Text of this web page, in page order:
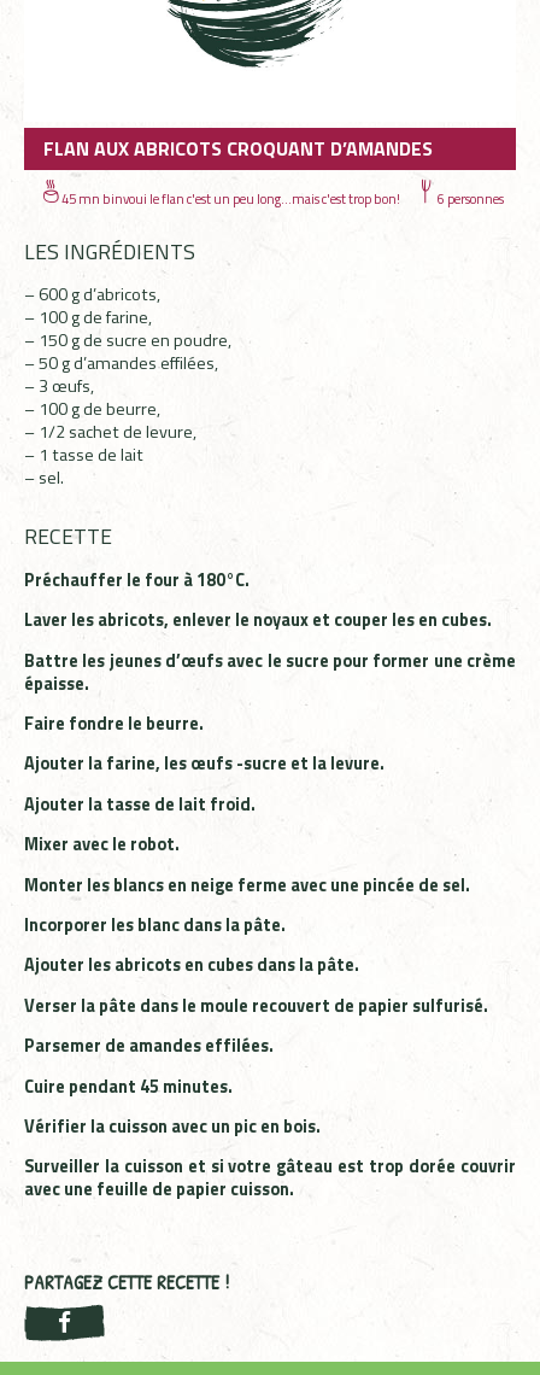
FLAN AUX ABRICOTS CROQUANT D’AMANDES
45 mn binvoui le flan c'est un peu long...mais c'est trop bon! 6 personnes
LES INGRÉDIENTS
– 600 g d’abricots,
– 100 g de farine,
– 150 g de sucre en poudre,
– 50 g d’amandes effilées,
– 3 œufs,
– 100 g de beurre,
– 1/2 sachet de levure,
– 1 tasse de lait
– sel.
RECETTE
Préchauffer le four à 180°C.
Laver les abricots, enlever le noyaux et couper les en cubes.
Battre les jeunes d’œufs avec le sucre pour former une crème
épaisse.
Faire fondre le beurre.
Ajouter la farine, les œufs -sucre et la levure.
Ajouter la tasse de lait froid.
Mixer avec le robot.
Monter les blancs en neige ferme avec une pincée de sel.
Incorporer les blanc dans la pâte.
Ajouter les abricots en cubes dans la pâte.
Verser la pâte dans le moule recouvert de papier sulfurisé.
Parsemer de amandes effilées.
Cuire pendant 45 minutes.
Vérifier la cuisson avec un pic en bois.
Surveiller la cuisson et si votre gâteau est trop dorée couvrir
avec une feuille de papier cuisson.
PARTAGEZ CETTE RECETTE !